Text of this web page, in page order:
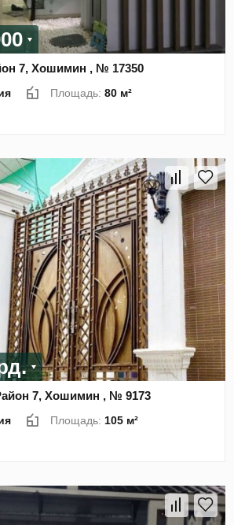
7, Хошимин , № 17350
Площадь:80 м²
7, Хошимин , № 9173
Площадь:105 м²